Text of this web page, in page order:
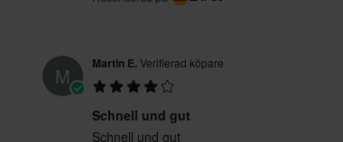
M Martin E.Verifierad köpare
Schnell und gut
Schnell und gut